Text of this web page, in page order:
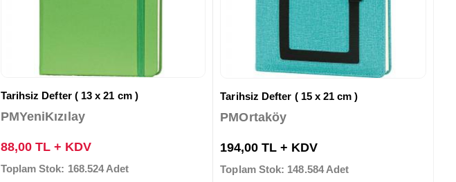
Tarihsiz Defter ( 13 x 21 cm )
PMYeniKızılay
88,00 TL + KDV
Toplam Stok: 168.524 Adet
Tarihsiz Defter ( 15 x 21 cm )
PMOrtaköy
194,00 TL + KDV
Toplam Stok: 148.584 Adet